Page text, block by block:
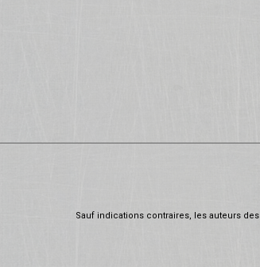
Sauf indications contraires, les auteurs